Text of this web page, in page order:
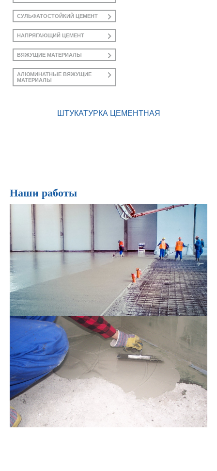
ПРАЙС-ЛИСТЫ
ДОКУМЕНТЫ
КОНТАКТЫ
СУЛЬФАТОСТОЙКИЙ ЦЕМЕНТ
НАПРЯГАЮЩИЙ ЦЕМЕНТ
ВЯЖУЩИЕ МАТЕРИАЛЫ
АЛЮМИНАТНЫЕ ВЯЖУЩИЕ
МАТЕРИАЛЫ
ШТУКАТУРКА ЦЕМЕНТНАЯ
Наши работы